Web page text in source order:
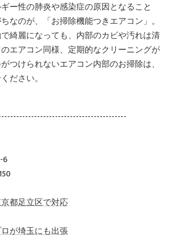
ー性の肺炎や感染症の原因となること
なのが、「お掃除機能つきエアコン」。
綺麗になっても、内部のカビや汚れは清
エアコン同様、定期的なクリーニングが
つけられないエアコン内部のお掃除は、
ださい。
6
都足立区で対応
が埼玉にも出張